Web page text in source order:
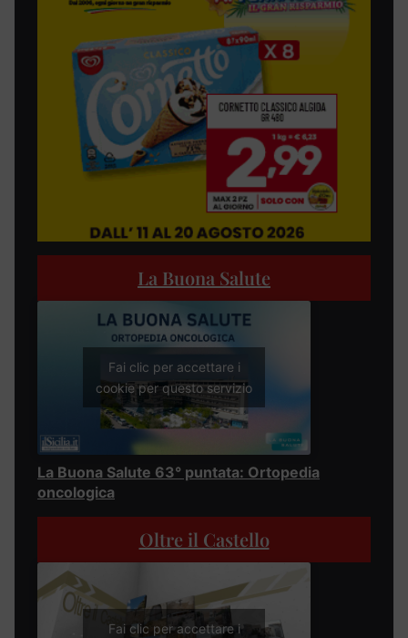
La Buona Salute
Fai clic per accettare i
cookie per questo servizio
La Buona Salute 63° puntata: Ortopedia
oncologica
Oltre il Castello
Fai clic per accettare i